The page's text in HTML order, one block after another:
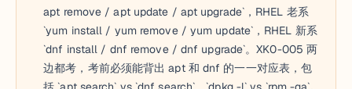
apt remove / apt update / apt upgrade`，RHEL 老系
`yum install / yum remove / yum update`，RHEL 新系
`dnf install / dnf remove / dnf upgrade`。XK0-005 两
边都考，考前必须能背出 apt 和 dnf 的一一对应表，包